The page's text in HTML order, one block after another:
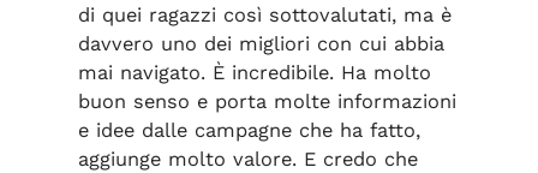
di quei ragazzi così sottovalutati, ma è
davvero uno dei migliori con cui abbia
mai navigato. È incredibile. Ha molto
buon senso e porta molte informazioni
e idee dalle campagne che ha fatto,
aggiunge molto valore. E credo che